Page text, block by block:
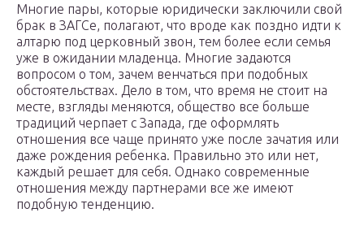
Многие пары, которые юридически заключили свой
брак в ЗАГСе, полагают, что вроде как поздно идти к
алтарю под церковный звон, тем более если семья
уже в ожидании младенца. Многие задаются
вопросом о том, зачем венчаться при подобных
обстоятельствах. Дело в том, что время не стоит на
месте, взгляды меняются, общество все больше
традиций черпает с Запада, где оформлять
отношения все чаще принято уже после зачатия или
даже рождения ребенка. Правильно это или нет,
каждый решает для себя. Однако современные
отношения между партнерами все же имеют
подобную тенденцию.